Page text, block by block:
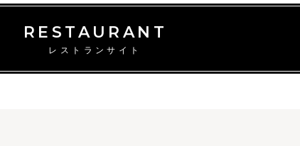
RESTAURANT
レストランサイト